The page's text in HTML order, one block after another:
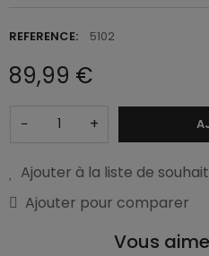
REFERENCE: 5102
89,99 €
− +
Ajouter à la liste de
Ajouter pour comparer
Vous